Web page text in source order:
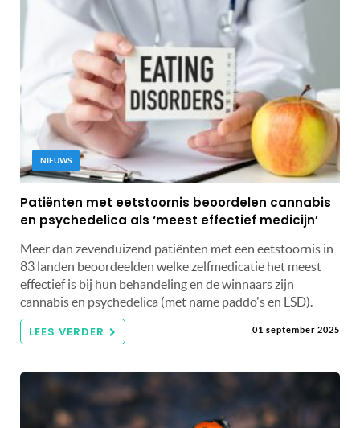
NIEUWS
Patiënten met eetstoornis beoordelen cannabis
en psychedelica als ‘meest effectief medicijn’
Meer dan zevenduizend patiënten met een eetstoornis in
83 landen beoordeelden welke zelfmedicatie het meest
effectief is bij hun behandeling en de winnaars zijn
cannabis en psychedelica (met name paddo's en LSD).
LEES VERDER 01 september 2025